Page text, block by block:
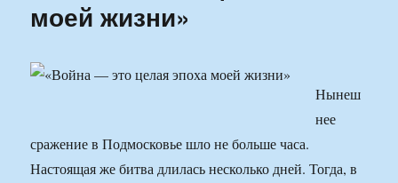
моей жизни»
Нынеш
нее
сражение в Подмосковье шло не больше часа.
Настоящая же битва длилась несколько дней. Тогда, в